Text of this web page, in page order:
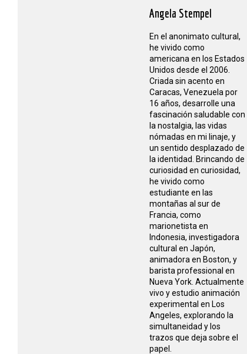
Angela Stempel
En el anonimato cultural,
he vivido como
americana en los Estados
Unidos desde el 2006.
Criada sin acento en
Caracas, Venezuela por
16 años, desarrolle una
fascinación saludable con
la nostalgia, las vidas
nómadas en mi linaje, y
un sentido desplazado de
la identidad. Brincando de
curiosidad en curiosidad,
he vivido como
estudiante en las
montañas al sur de
Francia, como
marionetista en
Indonesia, investigadora
cultural en Japón,
animadora en Boston, y
barista professional en
Nueva York. Actualmente
vivo y estudio animación
experimental en Los
Angeles, explorando la
simultaneidad y los
trazos que deja sobre el
papel.